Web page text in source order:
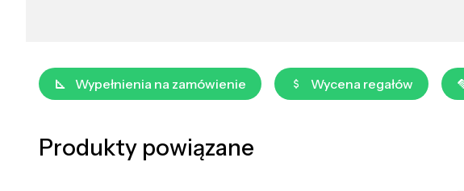
Wypełnienia na zamówienie Wycena regałów
Produkty powiązane